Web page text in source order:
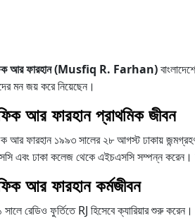
আর ফারহান (Musfiq R. Farhan)
মন জয় করে নিয়েছেন।
আর ফারহান প্রাথমিক জীবন
আর ফারহান ১৯৯৩ সালের ২৮ আগস্ট ঢাকায় জন্মগ্রহণ
এবং ঢাকা কলেজ থেকে এইচএসসি সম্পন্ন করেন।
আর ফারহান কর্মজীবন
রেডিও ফুর্তিতে RJ হিসেবে ক্যারিয়ার শুরু